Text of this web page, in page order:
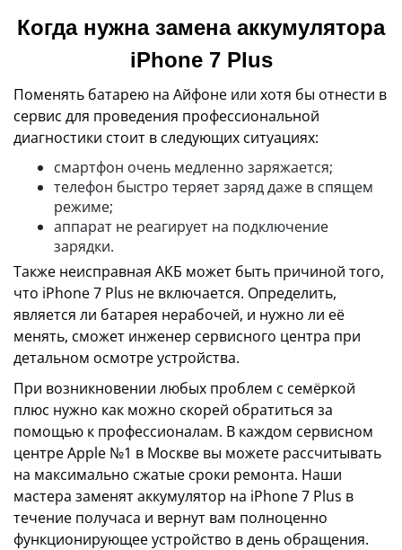
Когда нужна замена аккумулятора
iPhone 7 Plus
Поменять батарею на Айфоне или хотя бы отнести в
сервис для проведения профессиональной
диагностики стоит в следующих ситуациях:
смартфон очень медленно заряжается;
телефон быстро теряет заряд даже в спящем
режиме;
аппарат не реагирует на подключение
зарядки.
Также неисправная АКБ может быть причиной того,
что iPhone 7 Plus не включается. Определить,
является ли батарея нерабочей, и нужно ли её
менять, сможет инженер сервисного центра при
детальном осмотре устройства.
При возникновении любых проблем с семёркой
плюс нужно как можно скорей обратиться за
помощью к профессионалам. В каждом сервисном
центре Apple №1 в Москве вы можете рассчитывать
на максимально сжатые сроки ремонта. Наши
мастера заменят аккумулятор на iPhone 7 Plus в
течение получаса и вернут вам полноценно
функционирующее устройство в день обращения.